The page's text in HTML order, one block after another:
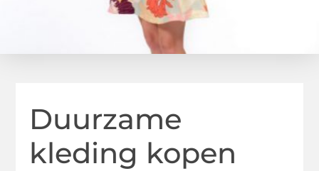
Duurzame
kleding kopen